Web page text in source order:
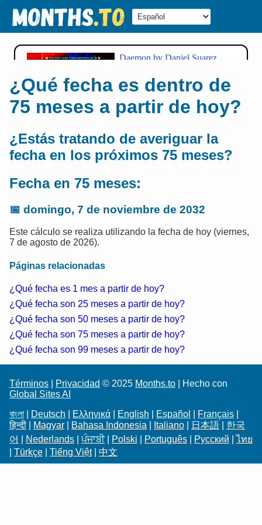
¿Qué fecha es dentro de
75 meses a partir de hoy?
¿Estás tratando de averiguar la
fecha en los próximos 75 meses?
Fecha en 75 meses:
📅 domingo, 7 de noviembre de 2032
Este cálculo se realiza utilizando la fecha de hoy (viernes,
7 de agosto de 2026).
Páginas relacionadas
¿Qué fecha es 1 mes a partir de hoy?
¿Qué fecha son 25 meses a partir de hoy?
¿Qué fecha son 50 meses a partir de hoy?
¿Qué fecha son 75 meses a partir de hoy?
¿Qué fecha son 99 meses a partir de hoy?
Términos Privacidad © 2025 Months.to | Hecho con
Global Sites AI
বাংলা
Deutsch Ελληνικά English Español Français
हिन्दी
Magyar Bahasa Indonesia Italiano 日本語
한국
어
Nederlands |ਪੰਜਾਬੀ| Polski Português Русский |ไทย
Türkçe Tiếng Việt| 中文